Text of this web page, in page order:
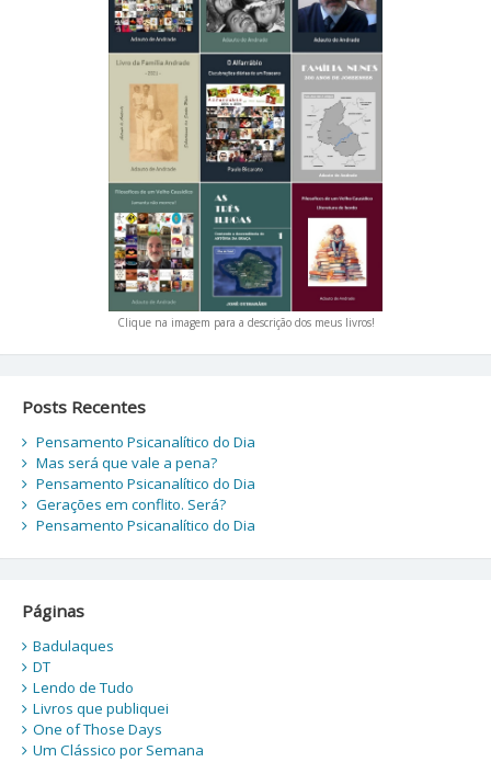
Clique na imagem para a descrição dos meus livros!
Posts Recentes
Pensamento Psicanalítico do Dia
Mas será que vale a pena?
Pensamento Psicanalítico do Dia
Gerações em conflito. Será?
Pensamento Psicanalítico do Dia
Páginas
Badulaques
DT
Lendo de Tudo
Livros que publiquei
One of Those Days
Um Clássico por Semana